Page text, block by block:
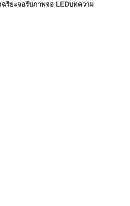
ฉริยะจอรับภาพจอ LEDบทความ